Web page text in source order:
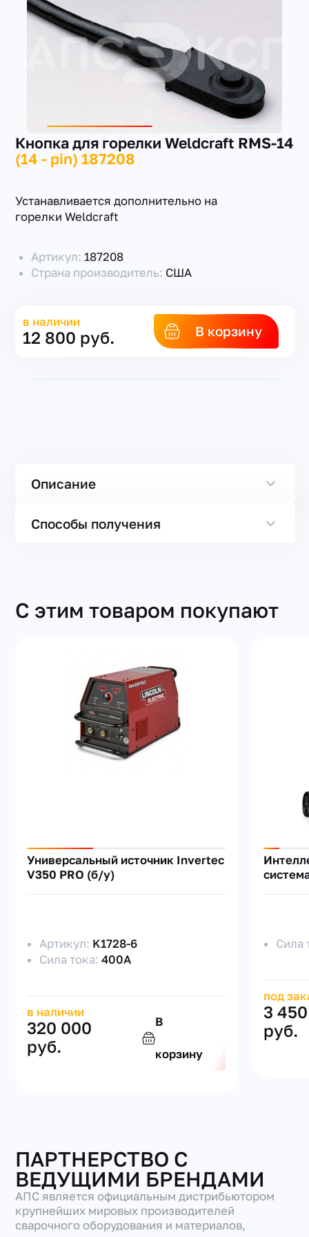
+7(351) 223-98-74
заказать звонок
Кнопка для горелки Weldcraft RMS-14
(14 - pin) 187208
Устанавливается дополнительно на
горелки Weldcraft
Артикул: 187208
Страна производитель: США
в наличии
12 800 руб. В корзину
Описание
Способы получения
С этим товаром покупают
Универсальный источник Invertec
V350 PRO (б/у)
Артикул: K1728-6
Сила тока:400А
в наличии
320 000
руб.
В
корзину
Сила
под
3
руб.
ПАРТНЕРСТВО С
ВЕДУЩИМИ БРЕНДАМИ
АПС является официальным дистрибьютором
крупнейших мировых производителей
сварочного оборудования и материалов,